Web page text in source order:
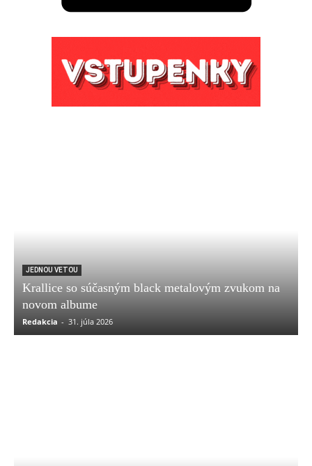
JEDNOU VETOU
Krallice so súčasným black metalovým zvukom na
novom albume
Redakcia - 31. júla 2026